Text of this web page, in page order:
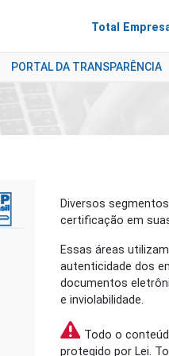
Total
PORTAL DA TRANSPARÊNCIA
Diversos
certificação em
Essas áreas
autenticidade dos
documentos
e inviolabilidade.
Todo o
protegido por Lei.